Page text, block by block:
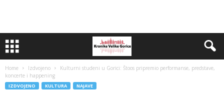
Home Izdvojeno
Kulturni studeni u Gorici: Štoos pripremio performanse, predstave,
koncerte i happening
IZDVOJENO KULTURA NAJAVE